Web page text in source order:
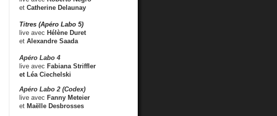
et Catherine Delaunay
Titres (Apéro Labo 5)
live avec Hélène Duret
et Alexandre Saada
Apéro Labo 4
live avec Fabiana Striffler
et Léa Ciechelski
Apéro Labo 2 (Codex)
live avec Fanny Meteier
et Maëlle Desbrosses